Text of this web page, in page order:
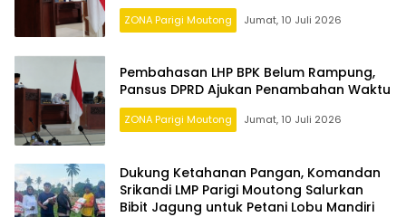
ZONA Parigi Moutong Jumat, 10 Juli 2026
Pembahasan LHP BPK Belum Rampung,
Pansus DPRD Ajukan Penambahan Waktu
ZONA Parigi Moutong Jumat, 10 Juli 2026
Dukung Ketahanan Pangan, Komandan
Srikandi LMP Parigi Moutong Salurkan
Bibit Jagung untuk Petani Lobu Mandiri